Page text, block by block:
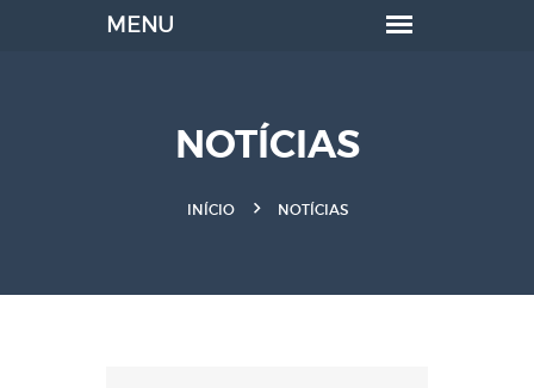
NOTÍCIAS
INÍCIO NOTÍCIAS